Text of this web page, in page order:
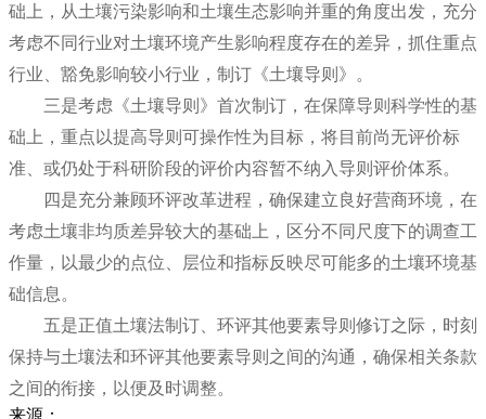
础上，从土壤污染影响和土壤生态影响并重的角度出发，充分
考虑不同行业对土壤环境产生影响程度存在的差异，抓住重点
行业、豁免影响较小行业，制订《土壤导则》。
三是考虑《土壤导则》首次制订，在保障导则科学性的基
础上，重点以提高导则可操作性为目标，将目前尚无评价标
准、或仍处于科研阶段的评价内容暂不纳入导则评价体系。
四是充分兼顾环评改革进程，确保建立良好营商环境，在
考虑土壤非均质差异较大的基础上，区分不同尺度下的调查工
作量，以最少的点位、层位和指标反映尽可能多的土壤环境基
础信息。
五是正值土壤法制订、环评其他要素导则修订之际，时刻
保持与土壤法和环评其他要素导则之间的沟通，确保相关条款
之间的衔接，以便及时调整。
来源：